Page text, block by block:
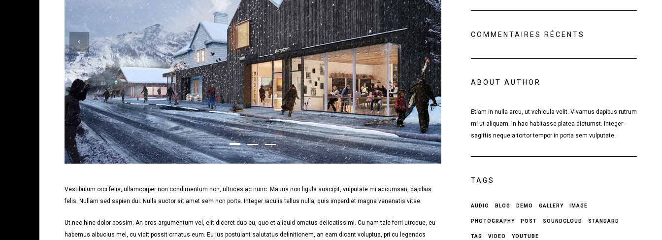
Vestibulum orci felis, ullamcorper non condimentum non, ultrices ac nunc. Mauris non ligula suscipit, vulputate mi accumsan, dapibus
felis. Nullam sed sapien dui. Nulla auctor sit amet sem non porta. Integer iaculis tellus nulla, quis imperdiet magna venenatis vitae.
Ut nec hinc dolor possim. An eros argumentum vel, elit diceret duo eu, quo et aliquid ornatus delicatissimi. Cu nam tale ferri utroque, eu
habemus albucius mel, cu vidit possit ornatus eum. Eu ius postulant salutatus definitionem, an eam dicant voluptua, pri cu legendos
COMMENTAIRES RÉCENTS
ABOUT AUTHOR
Etiam in nulla arcu, ut vehicula velit. Vivamus dapibus rutrum
mi ut aliquam. In hac habitasse platea dictumst. Integer
sagittis neque a tortor tempor in porta sem vulputate.
TAGS
AUDIO BLOG DEMO GALLERY IMAGE
PHOTOGRAPHY POST SOUNDCLOUD STANDARD
TAG VIDEO YOUTUBE